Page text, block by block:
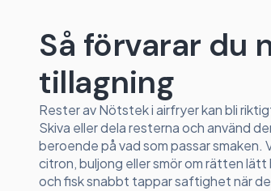
Så förvarar du
tillagning
Rester av Nötstek i airfryer kan bli
Skiva eller dela resterna och använd
beroende på vad som passar smaken.
citron, buljong eller smör om rätten
och fisk snabbt tappar saftighet när